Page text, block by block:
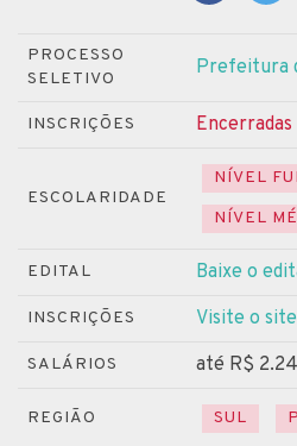
PROCESSO
SELETIVO
Prefeitura
INSCRIÇÕES
ESCOLARIDADE
NÍVEL
NÍVEL
EDITAL Baixe o
INSCRIÇÕES Visite o site
SALÁRIOS até R$
REGIÃO SUL